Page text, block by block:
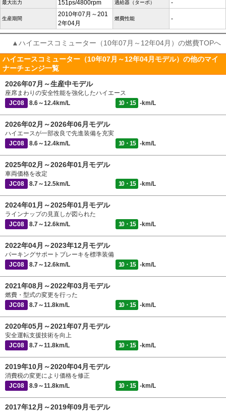
最大出力 151ps/4800rpm 過給器（ターボ） -
生産期間
2010年07月～201
2年04月
燃費性能 -
▲ハイエースコミューター（10年07月～12年04月）の燃費TOPへ
ハイエースコミューター（10年07月～12年04月モデル）の他のマイ
ナーチェンジ一覧
2026年07月～生産中モデル
座席まわりの安全性能を強化したハイエース
JC08
8.6～12.4km/L 10・15 -km/L
2026年02月～2026年06月モデル
ハイエースが一部改良で先進装備を充実
JC08
8.6～12.4km/L 10・15 -km/L
2025年02月～2026年01月モデル
車両価格を改定
JC08
8.7～12.5km/L 10・15 -km/L
2024年01月～2025年01月モデル
ラインナップの見直しが図られた
JC08
8.7～12.6km/L 10・15 -km/L
2022年04月～2023年12月モデル
パーキングサポートブレーキを標準装備
JC08
8.7～12.6km/L 10・15 -km/L
2021年08月～2022年03月モデル
燃費・型式の変更を行った
JC08
8.7～11.8km/L 10・15 -km/L
2020年05月～2021年07月モデル
安全運転支援技術を向上
JC08
8.7～11.8km/L 10・15 -km/L
2019年10月～2020年04月モデル
消費税の変更により価格を修正
JC08
8.9～11.8km/L 10・15 -km/L
2017年12月～2019年09月モデル